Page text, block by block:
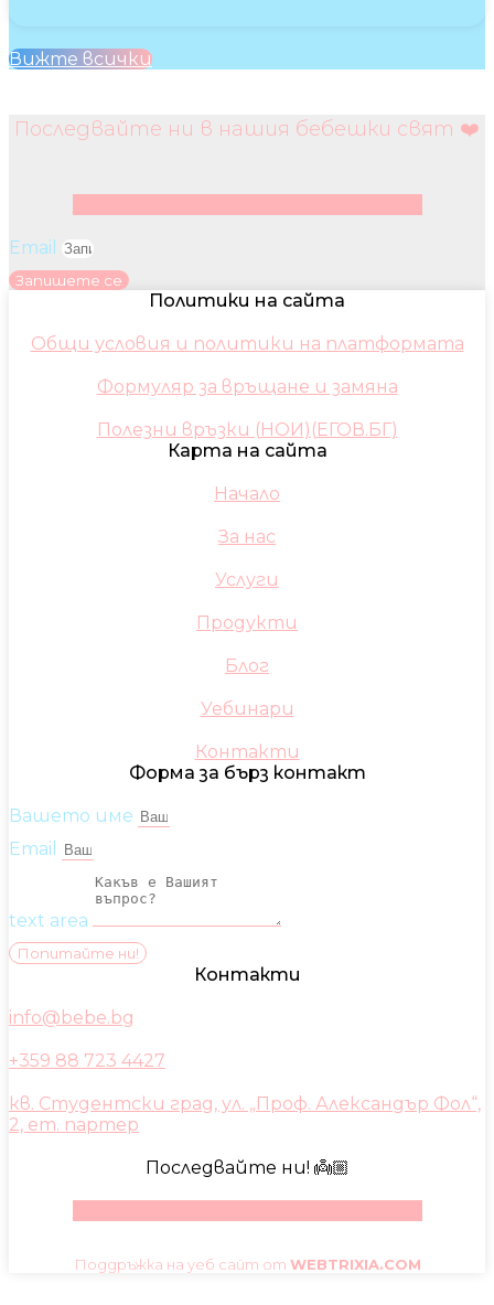
Вижте всички
Последвайте ни в нашия бебешки свят ❤️
Email
Запишете се
Политики на сайта
Общи условия и политики на платформата
Формуляр за връщане и замяна
Полезни връзки (НОИ)(ЕГОВ.БГ)
Карта на сайта
Начало
За нас
Услуги
Продукти
Блог
Уебинари
Контакти
Форма за бърз контакт
Вашето име
Email
text area
Попитайте ни!
Контакти
info@bebe.bg
+359 88 723 4427
кв. Студентски град, ул. „Проф. Александър Фол“,
2, ет. партер
Последвайте ни! 👼🏼
Поддръжка на уеб сайт от WEBTRIXIA.COM